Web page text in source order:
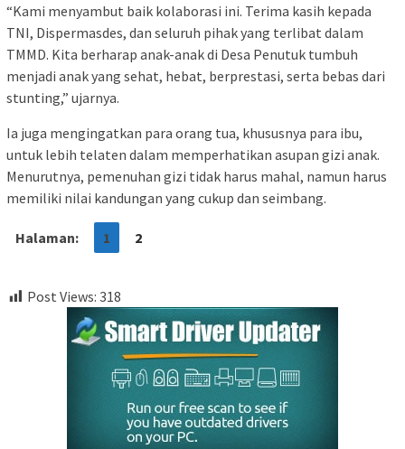
“Kami menyambut baik kolaborasi ini. Terima kasih kepada
TNI, Dispermasdes, dan seluruh pihak yang terlibat dalam
TMMD. Kita berharap anak-anak di Desa Penutuk tumbuh
menjadi anak yang sehat, hebat, berprestasi, serta bebas dari
stunting,” ujarnya.
Ia juga mengingatkan para orang tua, khususnya para ibu,
untuk lebih telaten dalam memperhatikan asupan gizi anak.
Menurutnya, pemenuhan gizi tidak harus mahal, namun harus
memiliki nilai kandungan yang cukup dan seimbang.
Halaman: 1 2
Post Views: 318